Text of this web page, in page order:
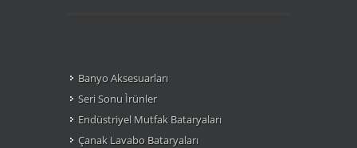
Banyo Aksesuarları
Seri Sonu Ìrünler
Endüstriyel Mutfak Bataryaları
Çanak Lavabo Bataryaları